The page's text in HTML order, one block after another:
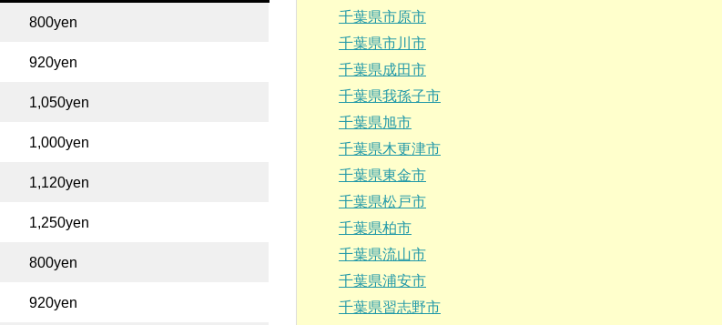
800yen
920yen
1,050yen
1,000yen
1,120yen
1,250yen
800yen
920yen
千葉県市原市
千葉県市川市
千葉県成田市
千葉県我孫子市
千葉県旭市
千葉県木更津市
千葉県東金市
千葉県松戸市
千葉県柏市
千葉県流山市
千葉県浦安市
千葉県習志野市